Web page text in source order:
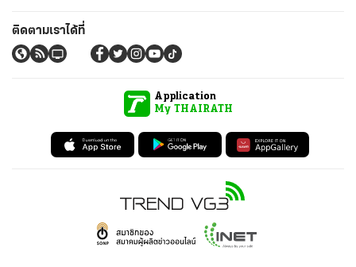
ติดตามเราได้ที่
Application
My THAIRATH